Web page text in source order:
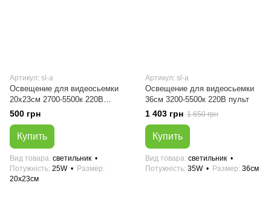
Артикул: sl-a
Освещение для видеосьемки
20х23см 2700-5500к 220В
пульт
500 грн
Купить
Вид товара светильник
Потужність 25W
Размер
20х23см
Артикул: sl-a
Освещение для видеосьемки
36см 3200-5500к 220В пульт
1 403 грн 1 650 грн
Купить
Вид товара светильник
Потужність 35W Размер 36см